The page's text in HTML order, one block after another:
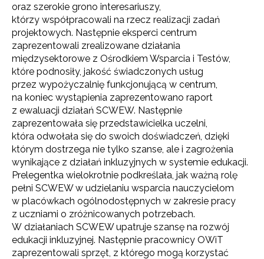
oraz szerokie grono interesariuszy,
którzy współpracowali na rzecz realizacji zadań
projektowych. Następnie eksperci centrum
zaprezentowali zrealizowane działania
międzysektorowe z Ośrodkiem Wsparcia i Testów,
które podnosiły, jakość świadczonych usług
przez wypożyczalnię funkcjonującą w centrum,
na koniec wystąpienia zaprezentowano raport
z ewaluacji działań SCWEW. Następnie
zaprezentowała się przedstawicielka uczelni,
która odwołała się do swoich doświadczeń, dzięki
którym dostrzega nie tylko szanse, ale i zagrożenia
wynikające z działań inkluzyjnych w systemie edukacji.
Prelegentka wielokrotnie podkreślała, jak ważną rolę
pełni SCWEW w udzielaniu wsparcia nauczycielom
w placówkach ogólnodostępnych w zakresie pracy
z uczniami o zróżnicowanych potrzebach.
W działaniach SCWEW upatruje szansę na rozwój
edukacji inkluzyjnej. Następnie pracownicy OWiT
zaprezentowali sprzęt, z którego mogą korzystać